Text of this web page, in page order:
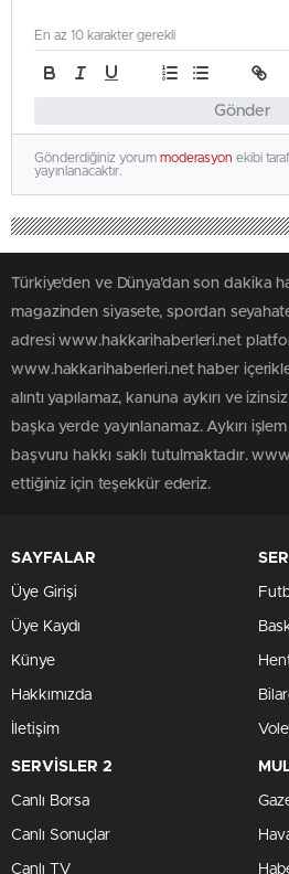
Gönder
En az 10 karakter gerekli
Gönderdiğiniz yorum moderasyon ekibi
yayınlanacaktır.
Türkiye'den ve Dünya’dan son dakika
magazinden siyasete, spordan
adresi www.hakkarihaberleri.net
www.hakkarihaberleri.net haber
alıntı yapılamaz, kanuna aykırı ve
başka yerde yayınlanamaz. Aykırı
başvuru hakkı saklı tutulmaktadır.
ettiğiniz için teşekkür ederiz.
SAYFALAR
Üye Girişi
Üye Kaydı
Künye
Hakkımızda
İletişim
SERVİSLER 2
Canlı Borsa
Canlı Sonuçlar
Canlı TV